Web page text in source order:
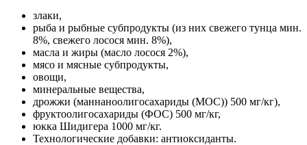
злаки,
рыба и рыбные субпродукты (из них свежего тунца мин.
8%, свежего лосося мин. 8%),
масла и жиры (масло лосося 2%),
мясо и мясные субпродукты,
овощи,
минеральные вещества,
дрожжи (маннаноолигосахариды (МОС)) 500 мг/кг),
фруктоолигосахариды (ФОС) 500 мг/кг,
юкка Шидигера 1000 мг/кг.
Технологические добавки: антиоксиданты.